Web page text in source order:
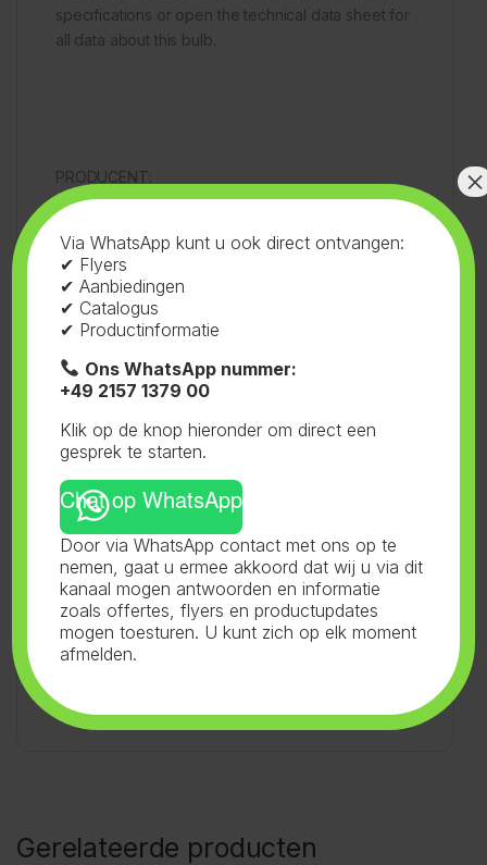
specifications or open the technical data sheet for
all data about this bulb.
PRODUCENT:
FERNA TRADE GMBH
INDUSTREISTRASSE 3
41334 NETTETAL
GERMANY
EMAIL: INFO@FERNATRADE.COM
Lampen
Gerelateerde producten
Via WhatsApp kunt u ook direct ontvangen:
✔ Flyers
✔ Aanbiedingen
✔ Catalogus
✔ Productinformatie
Ons WhatsApp nummer:
+49 2157 1379 00
Klik op de knop hieronder om direct een
gesprek te starten.
Chat op WhatsApp
Door via WhatsApp contact met ons op te
nemen, gaat u ermee akkoord dat wij u via dit
kanaal mogen antwoorden en informatie
zoals offertes, flyers en productupdates
mogen toesturen. U kunt zich op elk moment
afmelden.
×